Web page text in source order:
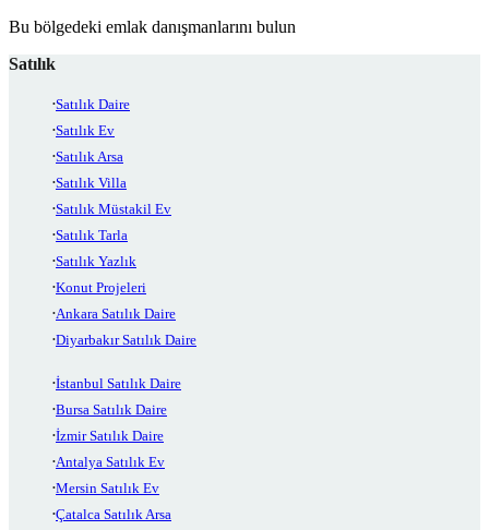
Bu bölgedeki emlak danışmanlarını bulun
Satılık
Satılık Daire
Satılık Ev
Satılık Arsa
Satılık Villa
Satılık Müstakil Ev
Satılık Tarla
Satılık Yazlık
Konut Projeleri
Ankara Satılık Daire
Diyarbakır Satılık Daire
İstanbul Satılık Daire
Bursa Satılık Daire
İzmir Satılık Daire
Antalya Satılık Ev
Mersin Satılık Ev
Çatalca Satılık Arsa